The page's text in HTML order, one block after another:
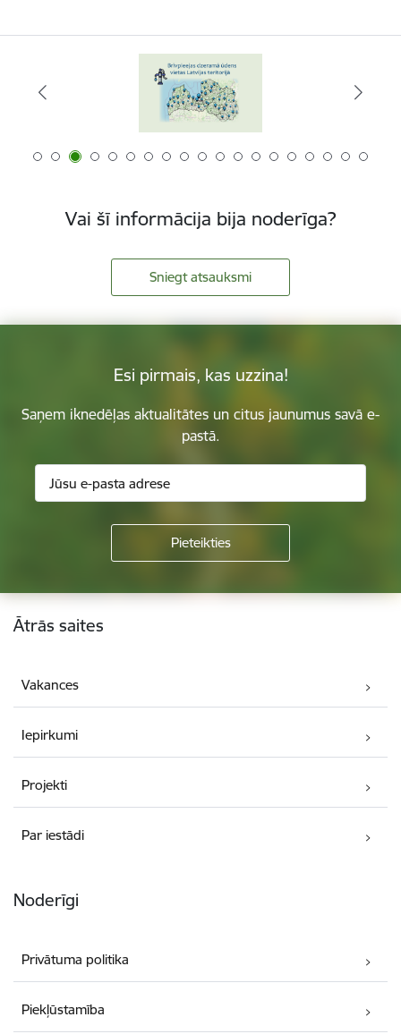
Vai šī informācija bija noderīga?
Sniegt atsauksmi
Esi pirmais, kas uzzina!
Saņem iknedēļas aktualitātes un citus jaunumus savā e-
pastā.
Kājene
Ātrās saites
Vakances
Iepirkumi
Projekti
Par iestādi
Noderīgi
Privātuma politika
Piekļūstamība